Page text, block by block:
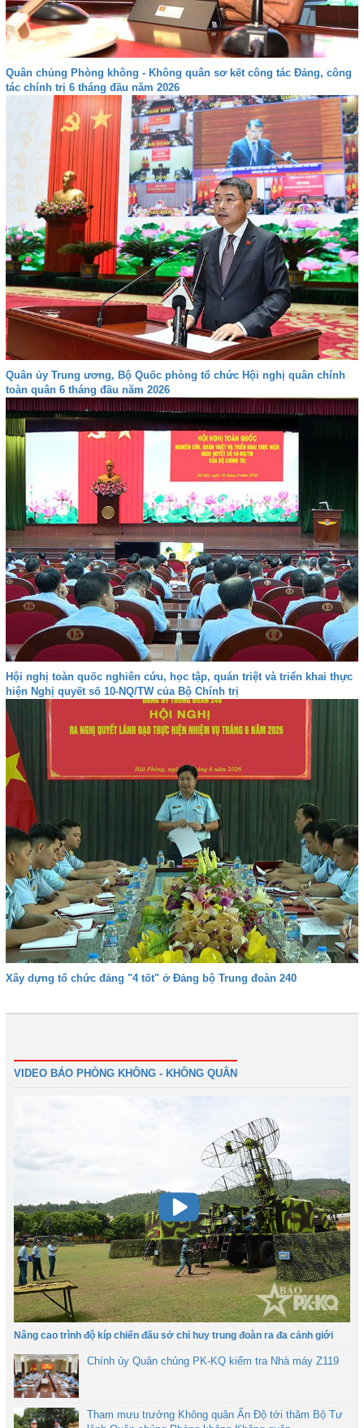
Quân chủng Phòng không - Không quân sơ kết công tác Đảng, công
tác chính trị 6 tháng đầu năm 2026
Quân ủy Trung ương, Bộ Quốc phòng tổ chức Hội nghị quân chính
toàn quân 6 tháng đầu năm 2026
Hội nghị toàn quốc nghiên cứu, học tập, quán triệt và triển khai thực
hiện Nghị quyết số 10-NQ/TW của Bộ Chính trị
Xây dựng tổ chức đảng "4 tốt" ở Đảng bộ Trung đoàn 240
VIDEO BÁO PHÒNG KHÔNG - KHÔNG QUÂN
Nâng cao trình độ kíp chiến đấu sở chỉ huy trung đoàn ra đa cảnh giới
Chính ủy Quân chủng PK-KQ kiểm tra Nhà máy Z119
Tham mưu trưởng Không quân Ấn Độ tới thăm Bộ Tư